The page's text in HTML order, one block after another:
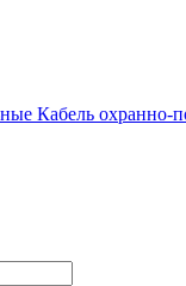
Кабель охранно-